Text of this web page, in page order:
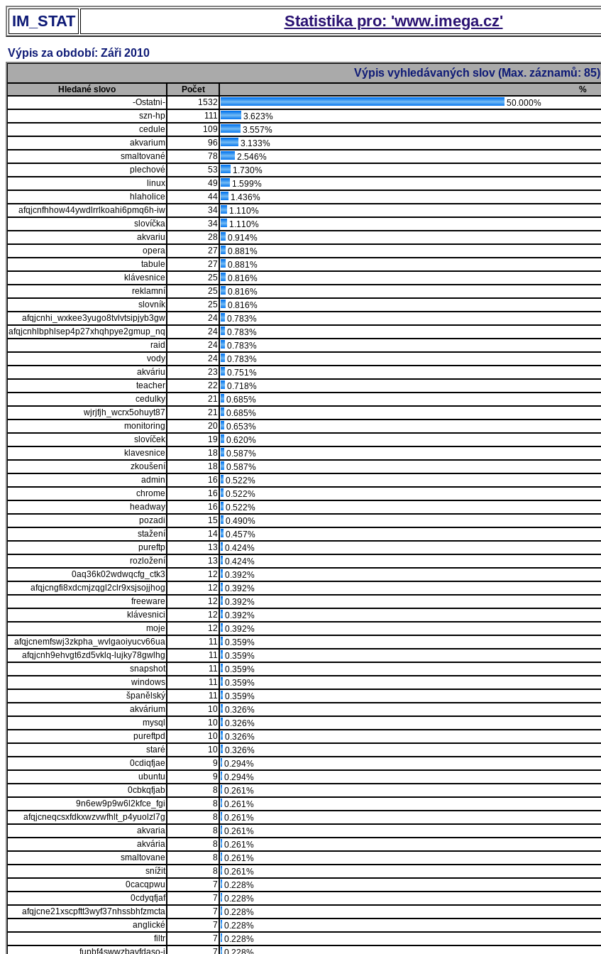
IM_STAT Statistika pro: 'www.imega.cz'
Výpis za období: Záři 2010
Výpis vyhledávaných slov (Max. záznamů: 85)
Hledané slovo Počet
%
-Ostatni-
1532
50.000%
szn-hp
111
3.623%
cedule
109
3.557%
akvarium
96
3.133%
smaltované
78
2.546%
plechové
53
1.730%
linux
49
1.599%
hlaholice
44
1.436%
afqjcnfhhow44ywdlrrlkoahi6pmq6h-iw
34
1.110%
slovíčka
34
1.110%
akvariu
28
0.914%
opera
27
0.881%
tabule
27
0.881%
klávesnice
25
0.816%
reklamní
25
0.816%
slovník
25
0.816%
afqjcnhi_wxkee3yugo8tvlvtsipjyb3gw
24
0.783%
afqjcnhlbphlsep4p27xhqhpye2gmup_nq
24
0.783%
raid
24
0.783%
vody
24
0.783%
akváriu
23
0.751%
teacher
22
0.718%
cedulky
21
0.685%
wjrjfjh_wcrx5ohuyt87
21
0.685%
monitoring
20
0.653%
slovíček
19
0.620%
klavesnice
18
0.587%
zkoušení
18
0.587%
admin
16
0.522%
chrome
16
0.522%
headway
16
0.522%
pozadi
15
0.490%
stažení
14
0.457%
pureftp
13
0.424%
rozložení
13
0.424%
0aq36k02wdwqcfg_ctk3
12
0.392%
afqjcngfi8xdcmjzqgl2clr9xsjsojjhog
12
0.392%
freeware
12
0.392%
klávesnici
12
0.392%
moje
12
0.392%
afqjcnemfswj3zkpha_wvlgaoiyucv66ua
11
0.359%
afqjcnh9ehvgt6zd5vklq-lujky78gwlhg
11
0.359%
snapshot
11
0.359%
windows
11
0.359%
španělský
11
0.359%
akvárium
10
0.326%
mysql
10
0.326%
pureftpd
10
0.326%
staré
10
0.326%
0cdiqfjae
9
0.294%
ubuntu
9
0.294%
0cbkqfjab
8
0.261%
9n6ew9p9w6l2kfce_fgi
8
0.261%
afqjcneqcsxfdkxwzvwfhlt_p4yuolzl7g
8
0.261%
akvaria
8
0.261%
akvária
8
0.261%
smaltovane
8
0.261%
snížit
8
0.261%
0cacqpwu
7
0.228%
0cdyqfjaf
7
0.228%
afqjcne21xscpftt3wyf37nhssbhfzmcta
7
0.228%
anglické
7
0.228%
filtr
7
0.228%
fupbf4swwzbavfdaso-j
7